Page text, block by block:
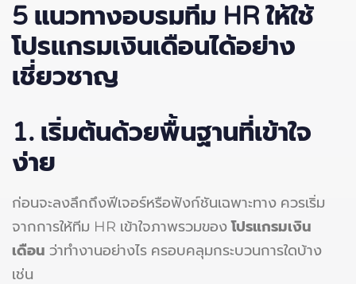
5 แนวทางอบรมทีม HRให้ใช้
โปรแกรมเงินเดือนได้อย่าง
เชี่ยวชาญ
1. เริ่มต้นด้วยพื้นฐานที่เข้าใจ
ง่าย
ก่อนจะลงลึกถึงฟีเจอร์หรือฟังก์ชันเฉพาะทาง ควรเริ่ม
จากการให้ทีม HR เข้าใจภาพรวมของโปรแกรมเงิน
เดือน ว่าทำงานอย่างไร ครอบคลุมกระบวนการใดบ้าง
เช่น